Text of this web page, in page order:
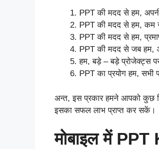
PPT की मदद से हम,
PPT की मदद से हम,
PPT की मदद से हम,
PPT की मदद से जब हम,
हम, बड़े – बड़े प्रोजेक्ट्स
PPT का प्रयोग हम, सभी
अन्त, इस प्रकार हमने आपको कुछ
इसका सफल लाभ प्राप्त कर सकें।
मोबाइल में